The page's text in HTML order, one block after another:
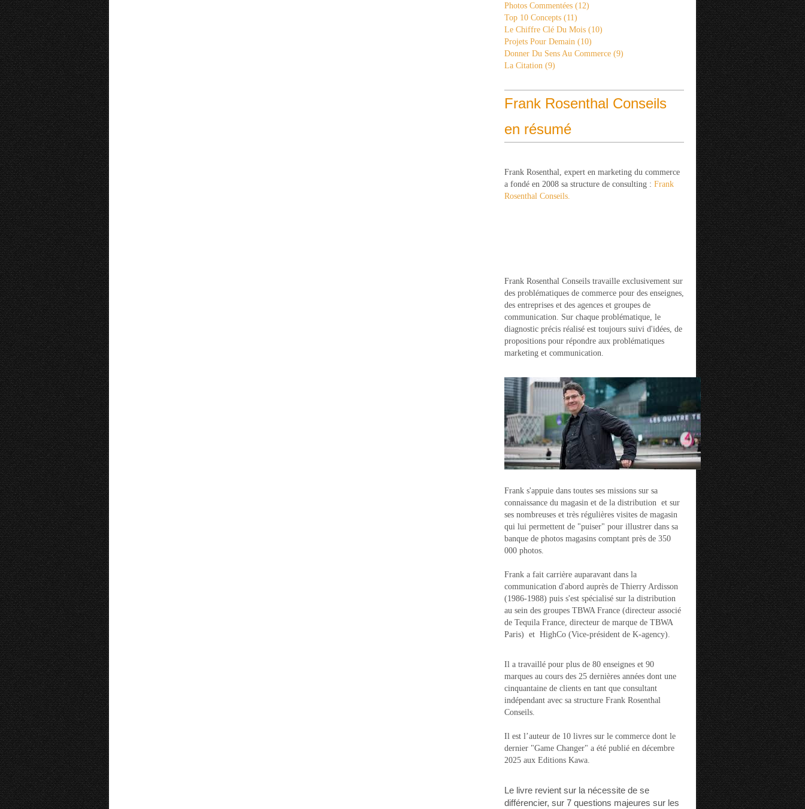
Photos Commentées (12)
Top 10 Concepts (11)
Le Chiffre Clé Du Mois (10)
Projets Pour Demain (10)
Donner Du Sens Au Commerce (9)
La Citation (9)
Frank Rosenthal Conseils
en résumé
Frank Rosenthal, expert en marketing du commerce
a fondé en 2008 sa structure de consulting : Frank
Rosenthal Conseils.
Frank Rosenthal Conseils travaille exclusivement sur
des problématiques de commerce pour des enseignes,
des entreprises et des agences et groupes de
communication. Sur chaque problématique, le
diagnostic précis réalisé est toujours suivi d'idées, de
propositions pour répondre aux problématiques
marketing et communication.
Frank s'appuie dans toutes ses missions sur sa
connaissance du magasin et de la distribution et sur
ses nombreuses et très régulières visites de magasin
qui lui permettent de "puiser" pour illustrer dans sa
banque de photos magasins comptant près de 350
000 photos.
Frank a fait carrière auparavant dans la
communication d'abord auprès de Thierry Ardisson
(1986-1988) puis s'est spécialisé sur la distribution
au sein des groupes TBWA France (directeur associé
de Tequila France, directeur de marque de TBWA
Paris) et HighCo (Vice-président de K-agency).
Il a travaillé pour plus de 80 enseignes et 90
marques au cours des 25 dernières années dont une
cinquantaine de clients en tant que consultant
indépendant avec sa structure Frank Rosenthal
Conseils.
Il est l’auteur de 10 livres sur le commerce dont le
dernier "Game Changer" a été publié en décembre
2025 aux Editions Kawa.
Le livre revient sur la nécessite de se
différencier, sur 7 questions majeures sur les